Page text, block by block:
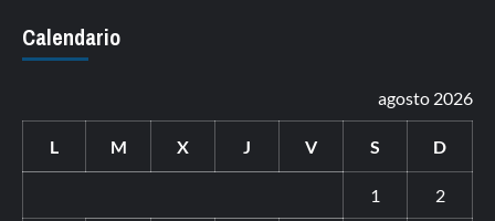
Calendario
agosto 2026
L M X J V S D
1 2